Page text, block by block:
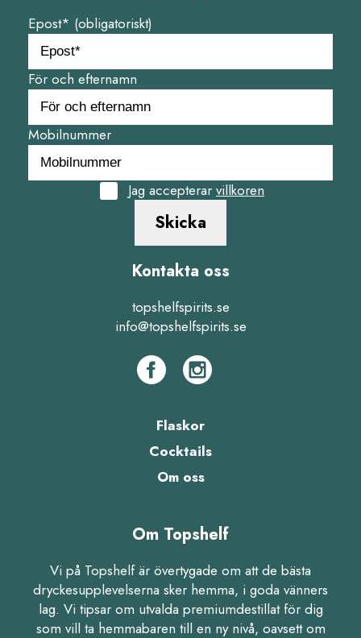
Epost* (obligatoriskt)
För och efternamn
Mobilnummer
Jag accepterar villkoren
Skicka
Kontakta oss
topshelfspirits.se
info@topshelfspirits.se
Flaskor
Cocktails
Om oss
Om Topshelf
Vi på Topshelf är övertygade om att de bästa
dryckesupplevelserna sker hemma, i goda vänners
lag. Vi tipsar om utvalda premiumdestillat för dig
som vill ta hemmabaren till en ny nivå, oavsett om